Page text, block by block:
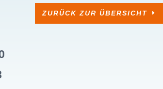
ZURÜCK ZUR ÜBERSICHT